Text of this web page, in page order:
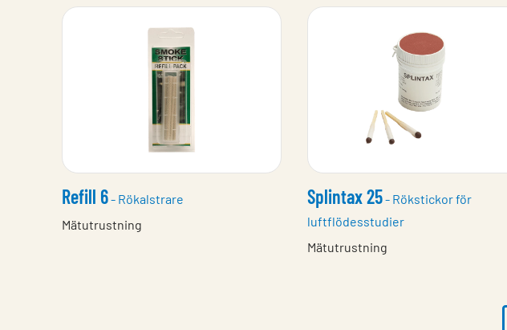
Refill 6- Rökalstrare
Mätutrustning
Splintax 25- Rökstickor för
luftflödesstudier
Mätutrustning